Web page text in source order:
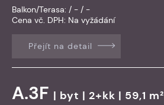
Balkon/Terasa: / - / -
Cena vč. DPH: Na vyžádání
Přejít na detail
A.3F | byt | 2+kk | 59,1 m²